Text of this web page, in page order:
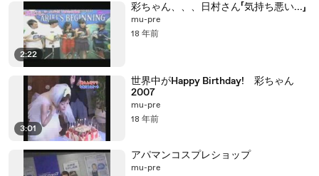
2:22
彩ちゃん、、、日村さん「気持ち悪い...」
mu-pre
18 年前
3:01
世界中がHappy Birthday! 彩ちゃん
2007
mu-pre
18 年前
アパマンコスプレショップ
mu-pre